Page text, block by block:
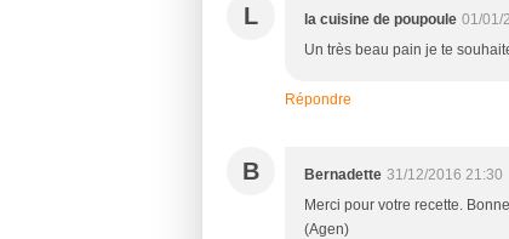
L la cuisine de poupoule 01/01/
Un très beau pain je te
Répondre
B Bernadette 31/12/2016 21:30
Merci pour votre recette.
(Agen)